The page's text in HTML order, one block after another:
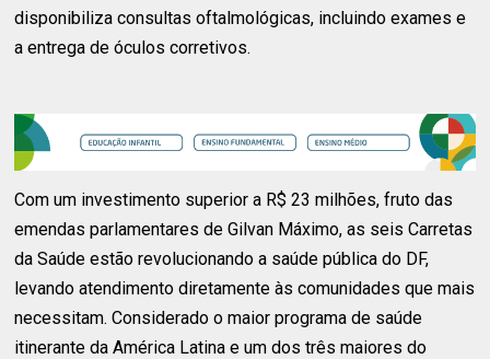
disponibiliza consultas oftalmológicas, incluindo exames e
a entrega de óculos corretivos.
Com um investimento superior a R$ 23 milhões, fruto das
emendas parlamentares de Gilvan Máximo, as seis Carretas
da Saúde estão revolucionando a saúde pública do DF,
levando atendimento diretamente às comunidades que mais
necessitam. Considerado o maior programa de saúde
itinerante da América Latina e um dos três maiores do